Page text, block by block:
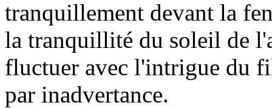
tranquillement devant la
la tranquillité du soleil de
fluctuer avec l'intrigue du
par inadvertance.